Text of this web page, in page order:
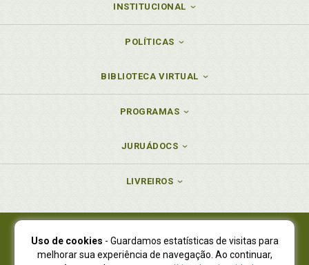
INSTITUCIONAL
POLÍTICAS
BIBLIOTECA VIRTUAL
PROGRAMAS
JURUÁDOCS
LIVREIROS
Juruá Editora Ltda., CNPJ 77.535.508/0001-19
Juruá Informática Ltda., CNPJ 01.701.561/0001-80
Uso de cookies - Guardamos estatísticas de visitas para
melhorar sua experiência de navegação. Ao continuar,